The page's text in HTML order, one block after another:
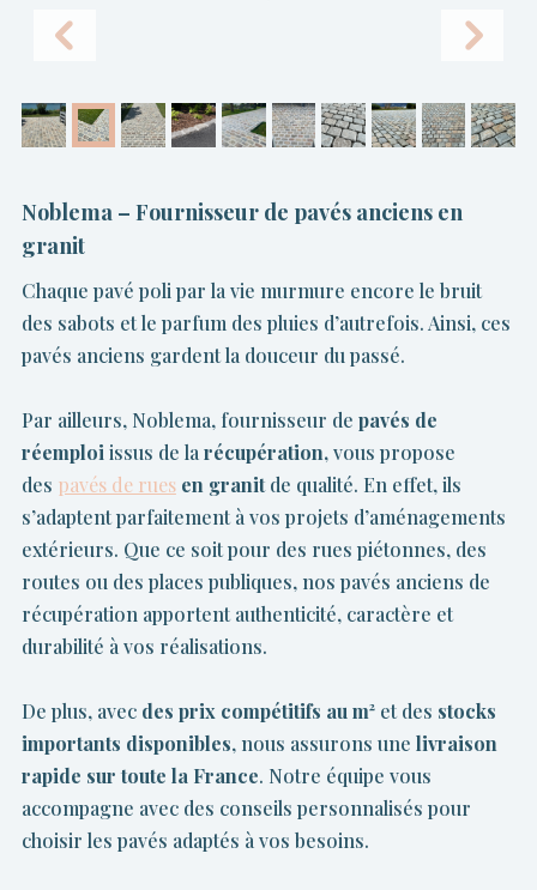
Noblema – Fournisseur de pavés anciens en
granit
Chaque pavé poli par la vie murmure encore le bruit
des sabots et le parfum des pluies d’autrefois. Ainsi, ces
pavés anciens gardent la douceur du passé.
Par ailleurs, Noblema, fournisseur de pavés de
réemploi issus de la récupération,vous propose
des pavés de ruesen granitde qualité. En effet, ils
s’adaptent parfaitement à vos projets d’aménagements
extérieurs. Que ce soit pour des rues piétonnes, des
routes ou des places publiques, nos pavés anciens de
récupération apportent authenticité, caractère et
durabilité à vos réalisations.
De plus, avec des prix compétitifs au m²et des stocks
importants disponibles, nous assurons une livraison
rapide sur toute la France. Notre équipe vous
accompagne avec des conseils personnalisés pour
choisir les pavés adaptés à vos besoins.